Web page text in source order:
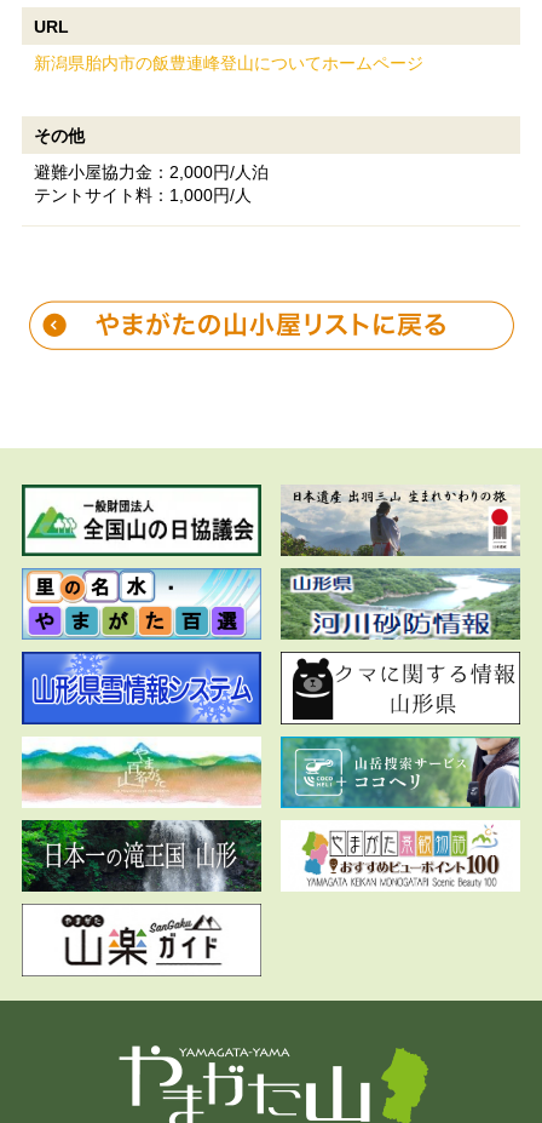
URL
新潟県胎内市の飯豊連峰登山についてホームページ
その他
避難小屋協力金：2,000円/人泊
テントサイト料：1,000円/人